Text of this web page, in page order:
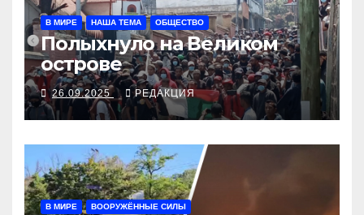
В МИРЕ НАША ТЕМА ОБЩЕСТВО
Полыхнуло на Великом
острове
26.09.2025 РЕДАКЦИЯ
В МИРЕ ВООРУЖЁННЫЕ СИЛЫ